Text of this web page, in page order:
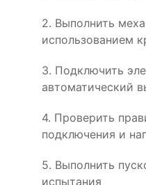
2. Выполнить
использованием
3. Подключить
автоматический
4. Проверить
подключения и
5. Выполнить
испытания